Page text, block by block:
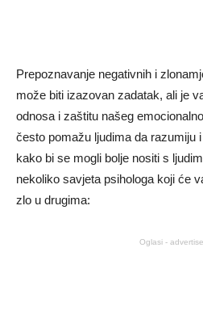
Prepoznavanje negativnih i
može biti izazovan zadatak, ali je
odnosa i zaštitu našeg
često pomažu ljudima da razumiju
kako bi se mogli bolje nositi s
nekoliko savjeta psihologa koji će
zlo u drugima:
Oglasi -